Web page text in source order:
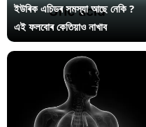
ইউৰিক এচিডৰ সমস্যা আছে নেকি ?
এই ফলবোৰ কেতিয়াও নাখাব